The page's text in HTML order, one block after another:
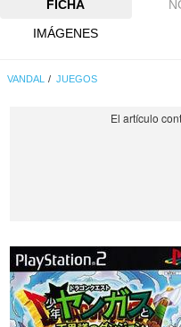
FICHA
IMÁGENES
VANDAL JUEGOS